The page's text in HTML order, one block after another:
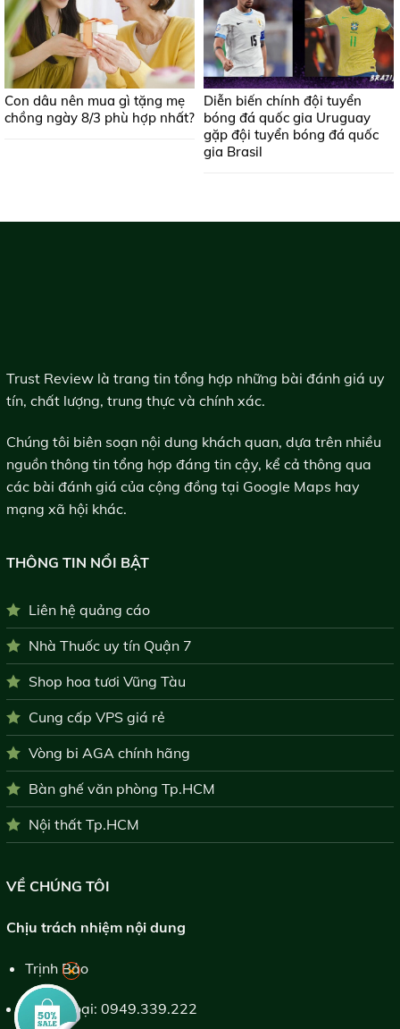
Con dâu nên mua gì tặng mẹ
chồng ngày 8/3 phù hợp nhất?
Diễn biến chính đội tuyển
bóng đá quốc gia Uruguay
gặp đội tuyển bóng đá quốc
gia Brasil
Trust Review là trang tin tổng hợp những bài đánh giá uy
tín, chất lượng, trung thực và chính xác.
Chúng tôi biên soạn nội dung khách quan, dựa trên nhiều
nguồn thông tin tổng hợp đáng tin cậy, kể cả thông qua
các bài đánh giá của cộng đồng tại Google Maps hay
mạng xã hội khác.
THÔNG TIN NỔI BẬT
Liên hệ quảng cáo
Nhà Thuốc uy tín Quận 7
Shop hoa tươi Vũng Tàu
Cung cấp VPS giá rẻ
Vòng bi AGA chính hãng
Bàn ghế văn phòng Tp.HCM
Nội thất Tp.HCM
VỀ CHÚNG TÔI
Chịu trách nhiệm nội dung
Trịnh Bảo
Điện thoại: 0949.339.222
×